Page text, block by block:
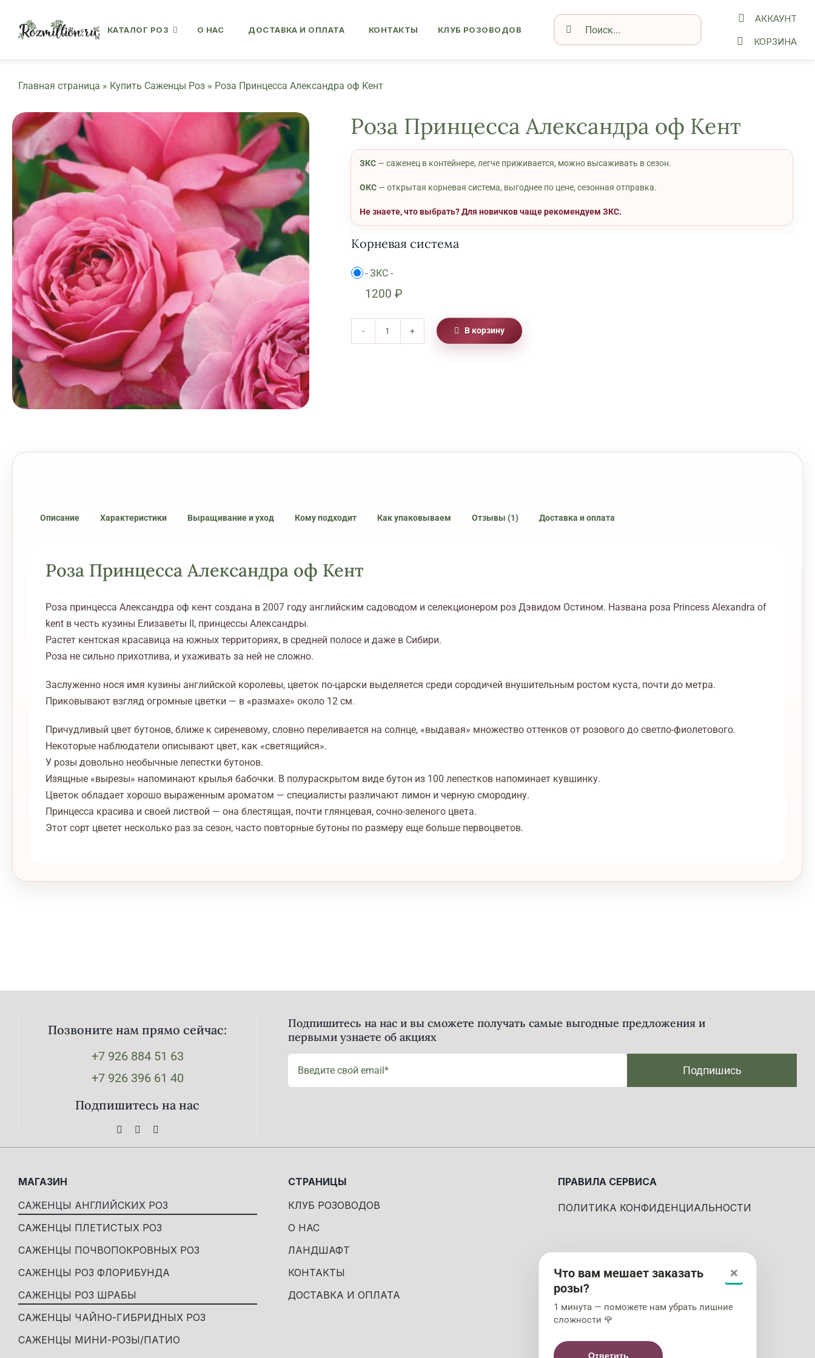
content
КАТАЛОГ РОЗ О НАС ДОСТАВКА И ОПЛАТА КОНТАКТЫ КЛУБ РОЗОВОДОВ
Результат
поиска:
АККАУНТ
КОРЗИНА
Главная страница » Купить Саженцы Роз » Роза Принцесса Александра оф Кент
Роза Принцесса Александра оф Кент
ЗКС — саженец в контейнере, легче приживается, можно высаживать в сезон.
ОКС — открытая корневая система, выгоднее по цене, сезонная отправка.
Не знаете, что выбрать? Для новичков чаще рекомендуем ЗКС.
Корневая система
-ЗКС -
1200₽
Количество
В корзину
Описание Характеристики Выращивание и уход Кому подходит Как упаковываем Отзывы (1) Доставка и оплата
Роза Принцесса Александра оф Кент
Роза принцесса Александра оф кент создана в 2007 году английским садоводом и селекционером роз Дэвидом Остином. Названа роза Princess Alexandra of
kent в честь кузины Елизаветы II, принцессы Александры.
Растет кентская красавица на южных территориях, в средней полосе и даже в Сибири.
Роза не сильно прихотлива, и ухаживать за ней не сложно.
Заслуженно нося имя кузины английской королевы, цветок по-царски выделяется среди сородичей внушительным ростом куста, почти до метра.
Приковывают взгляд огромные цветки — в «размахе» около 12 см.
Причудливый цвет бутонов, ближе к сиреневому, словно переливается на солнце, «выдавая» множество оттенков от розового до светло-фиолетового.
Некоторые наблюдатели описывают цвет, как «светящийся».
У розы довольно необычные лепестки бутонов.
Изящные «вырезы» напоминают крылья бабочки. В полураскрытом виде бутон из 100 лепестков напоминает кувшинку.
Цветок обладает хорошо выраженным ароматом — специалисты различают лимон и черную смородину.
Принцесса красива и своей листвой — она блестящая, почти глянцевая, сочно-зеленого цвета.
Этот сорт цветет несколько раз за сезон, часто повторные бутоны по размеру еще больше первоцветов.
Позвоните нам прямо сейчас:
+7 926 884 51 63
+7 926 396 61 40
Подпишитесь на нас
Подпишитесь на нас и вы сможете получать самые выгодные предложения и
первыми узнаете об акциях
Подпишись
МАГАЗИН
САЖЕНЦЫ АНГЛИЙСКИХ РОЗ
САЖЕНЦЫ ПЛЕТИСТЫХ РОЗ
САЖЕНЦЫ ПОЧВОПОКРОВНЫХ РОЗ
САЖЕНЦЫ РОЗ ФЛОРИБУНДА
САЖЕНЦЫ РОЗ ШРАБЫ
САЖЕНЦЫ ЧАЙНО-ГИБРИДНЫХ РОЗ
САЖЕНЦЫ МИНИ-РОЗЫ/ПАТИО
СТРАНИЦЫ
КЛУБ РОЗОВОДОВ
О НАС
ЛАНДШАФТ
КОНТАКТЫ
ДОСТАВКА И ОПЛАТА
ПРАВИЛА СЕРВИСА
ПОЛИТИКА КОНФИДЕНЦИАЛЬНОСТИ
×
Что вам мешает заказать
розы?
1 минута — поможете нам убрать лишние
сложности 🌹
Ответить